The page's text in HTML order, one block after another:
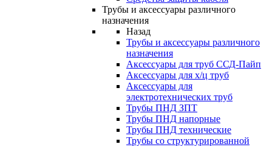
Трубы и аксессуары различного
назначения
Назад
Трубы и аксессуары различного
назначения
Аксессуары для труб ССД-Пайп
Аксессуары для х/ц труб
Аксессуары для
электротехнических труб
Трубы ПНД ЗПТ
Трубы ПНД напорные
Трубы ПНД технические
Трубы со структурированной